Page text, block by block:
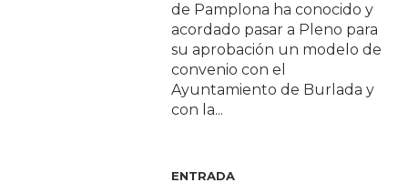
de Pamplona ha conocido y
acordado pasar a Pleno para
su aprobación un modelo de
convenio con el
Ayuntamiento de Burlada y
con la...
ENTRADA